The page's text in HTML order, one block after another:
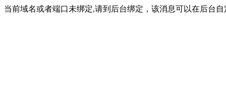
当前域名或者端口未绑定,请到后台绑定，该消息可以在后台自